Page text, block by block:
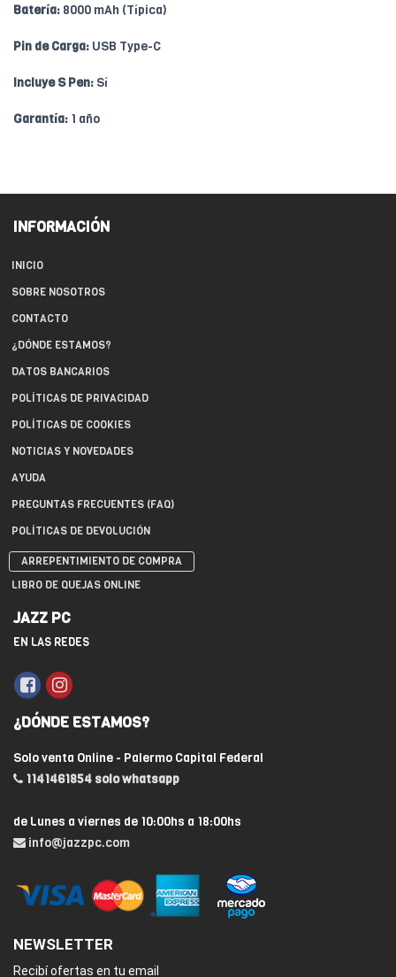
Batería: 8000 mAh (Típica)
Pin de Carga: USB Type-C
Incluye S Pen: Sí
Garantía: 1 año
INFORMACIÓN
INICIO
SOBRE NOSOTROS
CONTACTO
¿DÓNDE ESTAMOS?
DATOS BANCARIOS
POLÍTICAS DE PRIVACIDAD
POLÍTICAS DE COOKIES
NOTICIAS Y NOVEDADES
AYUDA
PREGUNTAS FRECUENTES (FAQ)
POLÍTICAS DE DEVOLUCIÓN
ARREPENTIMIENTO DE COMPRA
LIBRO DE QUEJAS ONLINE
JAZZ PC
EN LAS REDES
¿DÓNDE ESTAMOS?
Solo venta Online - Palermo Capital Federal
1141461854 solo whatsapp
de Lunes a viernes de 10:00hs a 18:00hs
info@jazzpc.com
NEWSLETTER
Recibí ofertas en tu email